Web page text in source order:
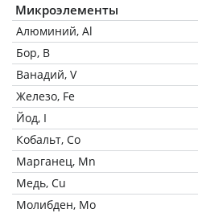
Микроэлементы
Алюминий, Al
Бор, B
Ванадий, V
Железо, Fe
Йод, I
Кобальт, Co
Марганец, Mn
Медь, Cu
Молибден, Mo